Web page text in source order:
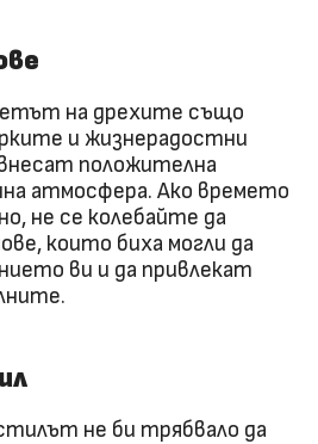
на дрехите също
и жизнерадостни
положителна
атмосфера. Ако времето
не се колебайте да
които биха могли да
ви и да привлекат
не би трябвало да